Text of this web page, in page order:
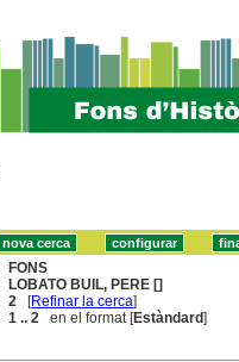
FONS
LOBATO BUIL, PERE []
2 [Refinar la cerca]
1 .. 2 en el format [Estàndard]